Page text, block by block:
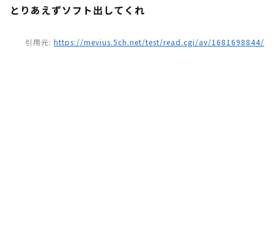
とりあえずソフト出してくれ
引用元: https://mevius.5ch.net/test/read.cgi/av/1681698844/